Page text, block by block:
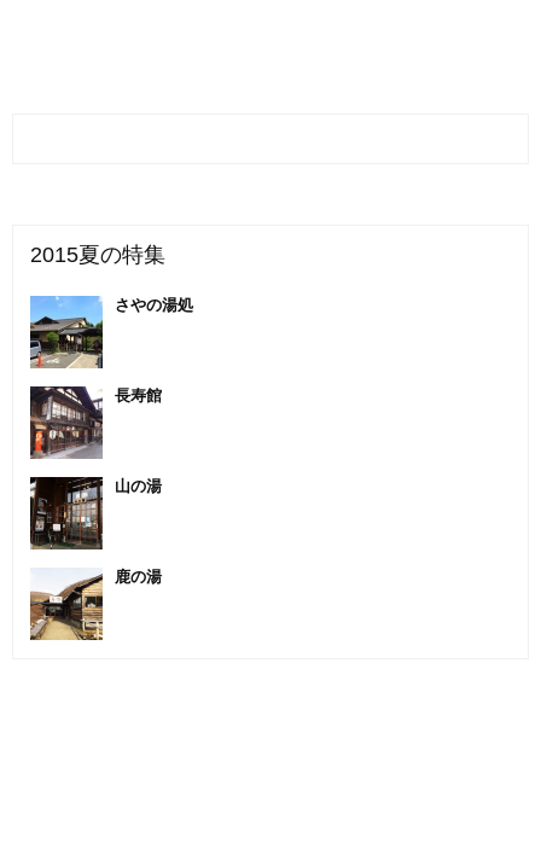
2015夏の特集
さやの湯処
長寿館
山の湯
鹿の湯